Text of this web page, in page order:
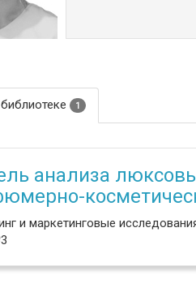
1
анализа
и маркетинговые